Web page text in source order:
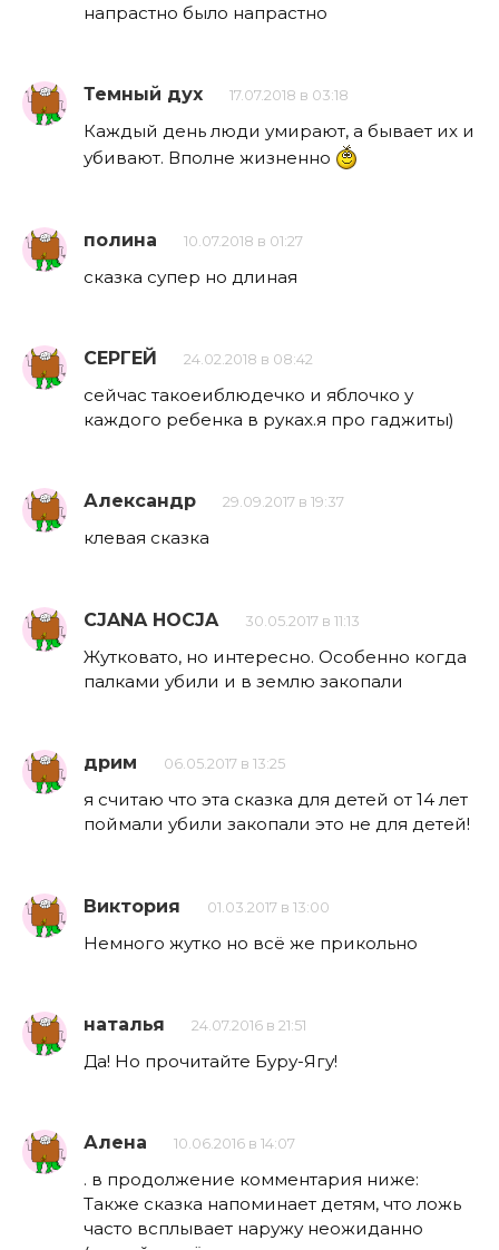
напрастно было напрастно
Темный дух 17.07.2018 в 03:18
Каждый день люди умирают, а бывает их и
убивают. Вполне жизненно
полина 10.07.2018 в 01:27
сказка супер но длиная
СЕРГЕЙ 24.02.2018 в 08:42
сейчас такоеиблюдечко и яблочко у
каждого ребенка в руках.я про гаджиты)
Александр 29.09.2017 в 19:37
клевая сказка
CJANA HOCJA 30.05.2017 в 11:13
Жутковато, но интересно. Особенно когда
палками убили и в землю закопали
дрим 06.05.2017 в 13:25
я считаю что эта сказка для детей от 14 лет
поймали убили закопали это не для детей!
Виктория 01.03.2017 в 13:00
Немного жутко но всё же прикольно
наталья 24.07.2016 в 21:51
Да! Но прочитайте Буру-Ягу!
Алена 10.06.2016 в 14:07
. в продолжение комментария ниже:
Также сказка напоминает детям, что ложь
часто всплывает наружу неожиданно